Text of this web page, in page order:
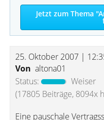
Jetzt zum Thema
25. Oktober 2007 |
Von altona01
Status:
Weiser
(17805 Beiträge, 8094x
Eine pauschale